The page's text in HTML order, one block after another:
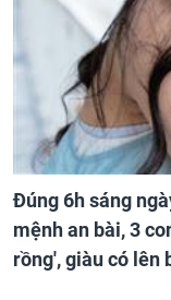
Đúng 6h sáng
mệnh an bài, 3
rồng', giàu có lên